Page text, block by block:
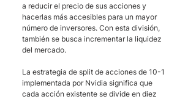
a reducir el precio de sus acciones y
hacerlas más accesibles para un mayor
número de inversores. Con esta división,
también se busca incrementar la liquidez
del mercado.
La estrategia de split de acciones de 10-1
implementada por Nvidia significa que
cada acción existente se divide en diez